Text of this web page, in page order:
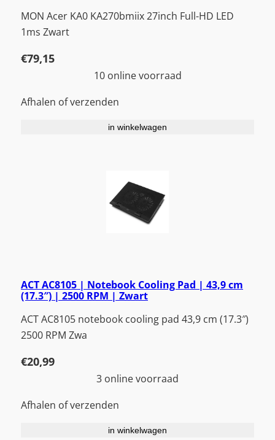
MON Acer KA0 KA270bmiix 27inch Full-HD LED
1ms Zwart
€79,15
10 online voorraad
Afhalen of verzenden
in winkelwagen
ACT AC8105 | Notebook Cooling Pad | 43,9 cm
(17.3″) | 2500 RPM | Zwart
ACT AC8105 notebook cooling pad 43,9 cm (17.3″)
2500 RPM Zwa
€20,99
3 online voorraad
Afhalen of verzenden
in winkelwagen